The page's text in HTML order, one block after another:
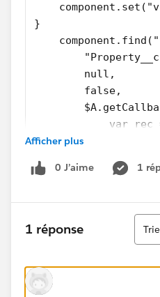
}
        null,
        false,
var rec
var
if
        })
saveRecord :
var propBeds =
Afficher plus
0 J’aime 1
1 réponse
Tri